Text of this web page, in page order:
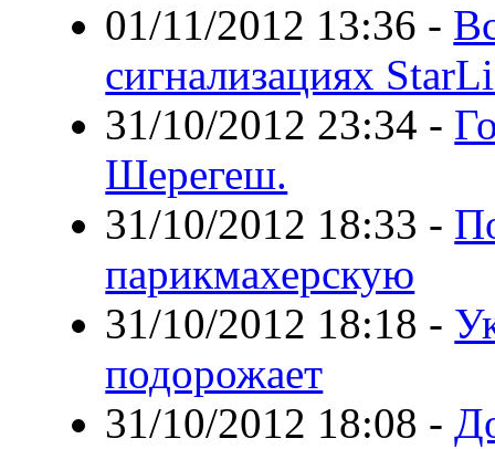
01/11/2012 13:36 -
сигнализациях
31/10/2012 23:34 -
Шерегеш.
31/10/2012 18:33 -
парикмахерскую
31/10/2012 18:18 -
подорожает
31/10/2012 18:08 -